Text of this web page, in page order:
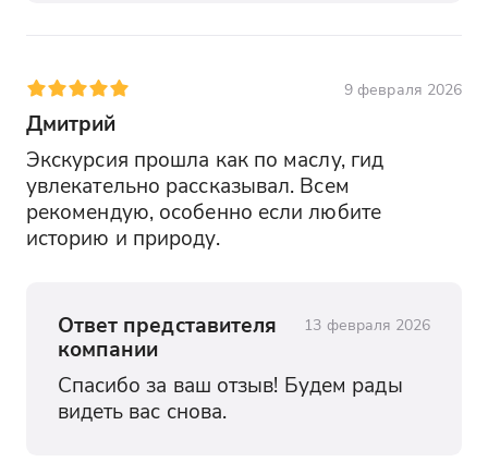
9 февраля 2026
Дмитрий
Экскурсия прошла как по маслу, гид
увлекательно рассказывал. Всем
рекомендую, особенно если любите
историю и природу.
Ответ представителя
компании
13 февраля 2026
Спасибо за ваш отзыв! Будем рады
видеть вас снова.